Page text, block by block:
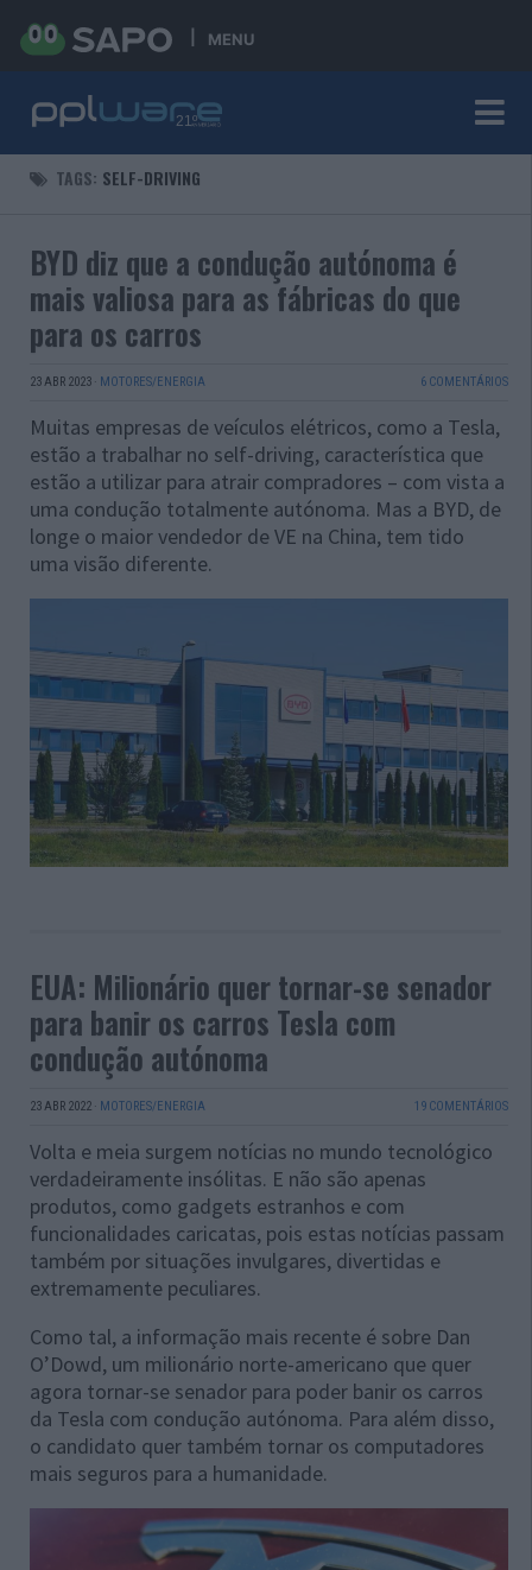
MENU
TAGS: SELF-DRIVING
BYD diz que a condução autónoma é
mais valiosa para as fábricas do que
para os carros
23 ABR 2023 · MOTORES/ENERGIA 6 COMENTÁRIOS
Muitas empresas de veículos elétricos, como a Tesla,
estão a trabalhar no self-driving, característica que
estão a utilizar para atrair compradores – com vista a
uma condução totalmente autónoma. Mas a BYD, de
longe o maior vendedor de VE na China, tem tido
uma visão diferente.
EUA: Milionário quer tornar-se senador
para banir os carros Tesla com
condução autónoma
23 ABR 2022 · MOTORES/ENERGIA 19 COMENTÁRIOS
Volta e meia surgem notícias no mundo tecnológico
verdadeiramente insólitas. E não são apenas
produtos, como gadgets estranhos e com
funcionalidades caricatas, pois estas notícias passam
também por situações invulgares, divertidas e
extremamente peculiares.
Como tal, a informação mais recente é sobre Dan
O’Dowd, um milionário norte-americano que quer
agora tornar-se senador para poder banir os carros
da Tesla com condução autónoma. Para além disso,
o candidato quer também tornar os computadores
mais seguros para a humanidade.